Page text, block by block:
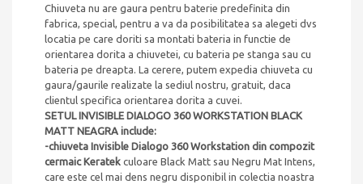
Chiuveta nu are gaura pentru baterie predefinita din
fabrica, special, pentru a va da posibilitatea sa alegeti dvs
locatia pe care doriti sa montati bateria in functie de
orientarea dorita a chiuvetei, cu bateria pe stanga sau cu
bateria pe dreapta. La cerere, putem expedia chiuveta cu
gaura/gaurile realizate la sediul nostru, gratuit, daca
clientul specifica orientarea dorita a cuvei.
SETULINVISIBLE DIALOGO 360 WORKSTATION BLACK
MATT NEAGRA include:
-chiuveta Invisible Dialogo 360 Workstation din compozit
cermaic Keratek culoare Black Matt sau Negru Mat Intens,
care este cel mai dens negru disponibil in colectia noastra